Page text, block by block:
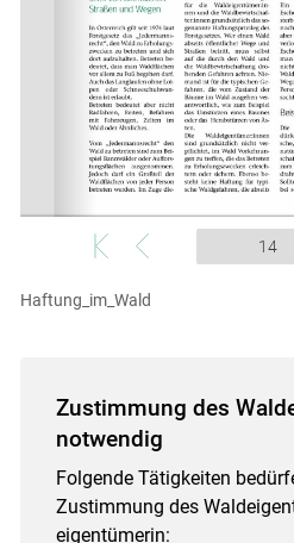
Haftung_im_Wald
Zustimmung des
notwendig
Folgende Tätigkeiten
Zustimmung des
eigentümerin: